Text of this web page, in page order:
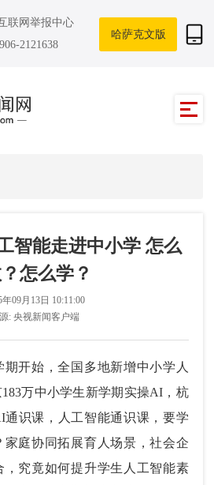
联网举报中心
2121638
哈萨克文版
智能走进中小学 怎么
怎么学？
年09月13日 10:11:00
: 央视新闻客户端
开始，全国多地新增中小学人
万中小学生新学期实操AI，杭
识课，人工智能通识课，要学
庭协同拓展育人场景，社会企
，究竟如何提升学生人工智能素